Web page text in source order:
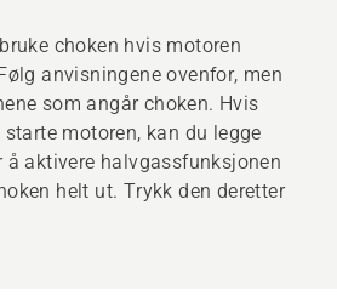
choken hvis motoren
anvisningene ovenfor, men
som angår choken. Hvis
motoren, kan du legge
å aktivere halvgassfunksjonen
helt ut. Trykk den deretter